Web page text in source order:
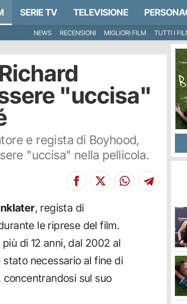
SERIE TV TELEVISIONE
NEWS RECENSIONI MIGLIORI FILM TUTTI I
"uccisa"
e regista di Boyhood,
"uccisa" nella pellicola.
, regista di
le riprese del film.
di 12 anni, dal 2002 al
stato necessario al fine di
sul suo